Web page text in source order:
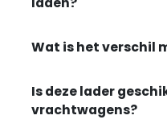
Wat is het verschil
Is deze lader
vrachtwagens?